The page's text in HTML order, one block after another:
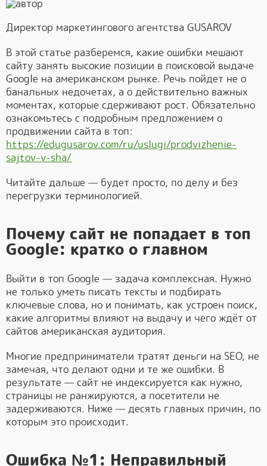
Директор маркетингового агентства GUSAROV
В этой статье разберемся, какие ошибки мешают
сайту занять высокие позиции в поисковой выдаче
Google на американском рынке. Речь пойдет не о
банальных недочетах, а о действительно важных
моментах, которые сдерживают рост. Обязательно
ознакомьтесь с подробным предложением о
продвижении сайта в топ:
https://edugusarov.com/ru/uslugi/prodvizhenie-
sajtov-v-sha/
Читайте дальше — будет просто, по делу и без
перегрузки терминологией.
Почему сайт не попадает в топ
Google: кратко о главном
Выйти в топ Google — задача комплексная. Нужно
не только уметь писать тексты и подбирать
ключевые слова, но и понимать, как устроен поиск,
какие алгоритмы влияют на выдачу и чего ждёт от
сайтов американская аудитория.
Многие предприниматели тратят деньги на SEO, не
замечая, что делают одни и те же ошибки. В
результате — сайт не индексируется как нужно,
страницы не ранжируются, а посетители не
задерживаются. Ниже — десять главных причин, по
которым это происходит.
Ошибка №1: Неправильный